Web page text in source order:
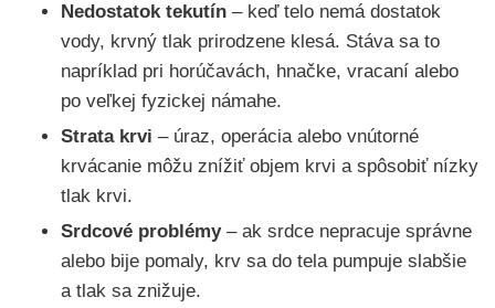
Nedostatok tekutín – keď telo nemá dostatok
vody, krvný tlak prirodzene klesá. Stáva sa to
napríklad pri horúčavách, hnačke, vracaní alebo
po veľkej fyzickej námahe.
Strata krvi – úraz, operácia alebo vnútorné
krvácanie môžu znížiť objem krvi a spôsobiť nízky
tlak krvi.
Srdcové problémy– ak srdce nepracuje správne
alebo bije pomaly, krv sa do tela pumpuje slabšie
a tlak sa znižuje.